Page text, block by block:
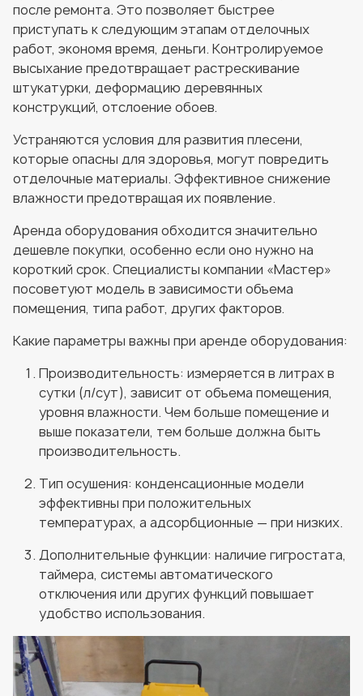
после ремонта. Это позволяет быстрее
приступать к следующим этапам отделочных
работ, экономя время, деньги. Контролируемое
высыхание предотвращает растрескивание
штукатурки, деформацию деревянных
конструкций, отслоение обоев.
Устраняются условия для развития плесени,
которые опасны для здоровья, могут повредить
отделочные материалы. Эффективное снижение
влажности предотвращая их появление.
Аренда оборудования обходится значительно
дешевле покупки, особенно если оно нужно на
короткий срок. Специалисты компании «Мастер»
посоветуют модель в зависимости объема
помещения, типа работ, других факторов.
Какие параметры важны при аренде оборудования:
Производительность: измеряется в литрах в
сутки (л/сут), зависит от объема помещения,
уровня влажности. Чем больше помещение и
выше показатели, тем больше должна быть
производительность.
Тип осушения: конденсационные модели
эффективны при положительных
температурах, а адсорбционные — при низких.
Дополнительные функции: наличие гигростата,
таймера, системы автоматического
отключения или других функций повышает
удобство использования.